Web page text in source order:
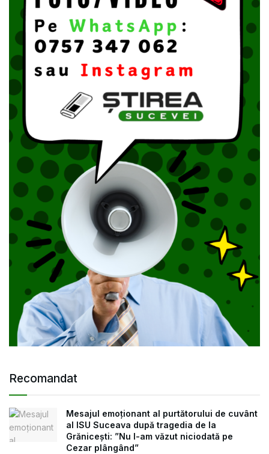
Recomandat
Mesajul emoționant al purtătorului de cuvânt
al ISU Suceava după tragedia de la
Grănicești: ”Nu l-am văzut niciodată pe
Cezar plângând”